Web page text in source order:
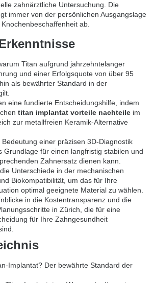
zahnärztliche Untersuchung. Die
immer von der persönlichen Ausgangslage
ab.
Titan aufgrund jahrzehntelanger
und einer Erfolgsquote von über 95
als bewährter Standard in der
eine fundierte Entscheidungshilfe, indem
titan implantat vorteile nachteile im
zur metallfreien Keramik-Alternative
Bedeutung einer präzisen 3D-Diagnostik
Grundlage für einen langfristig stabilen und
Zahnersatz dienen kann.
Unterschiede in der mechanischen
Biokompatibilität, um das für Ihre
optimal geeignete Material zu wählen.
in die Kostentransparenz und die
in Zürich, die für eine
für Ihre Zahngesundheit
Implantat? Der bewährte Standard der